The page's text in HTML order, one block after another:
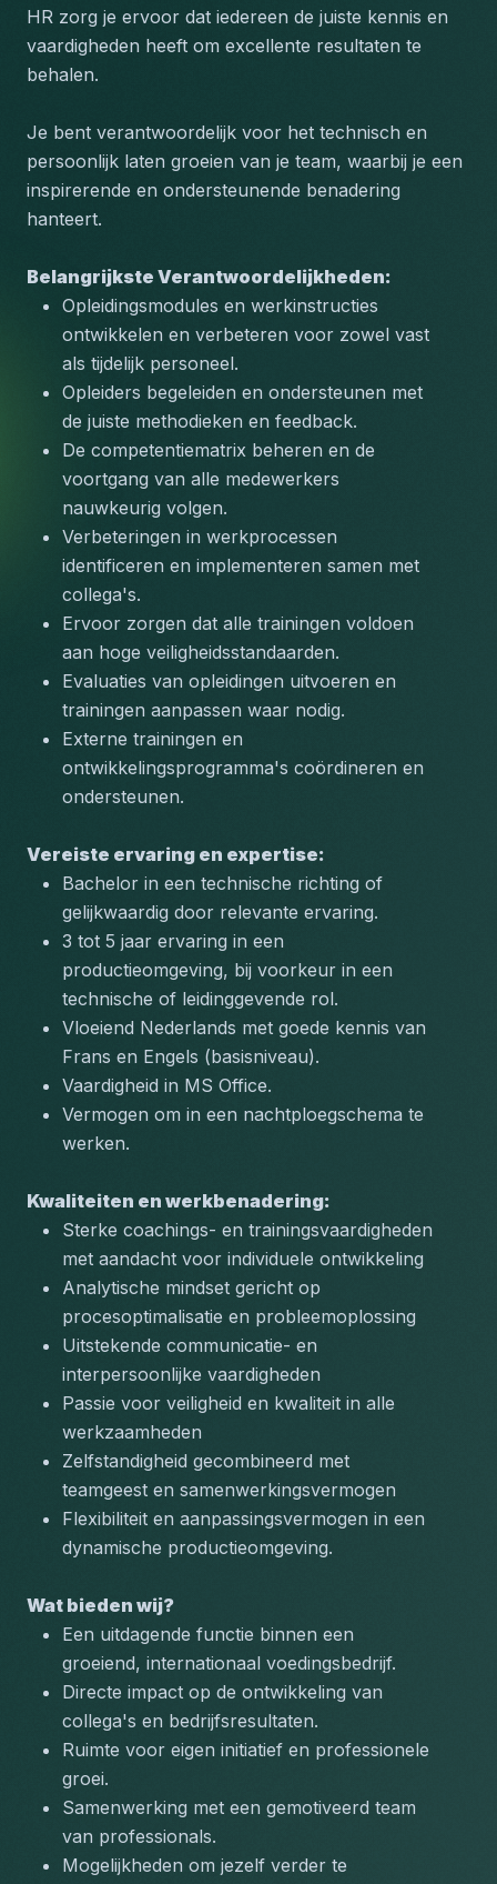
HR zorg je ervoor dat iedereen de juiste kennis en
vaardigheden heeft om excellente resultaten te
behalen.
Je bent verantwoordelijk voor het technisch en
persoonlijk laten groeien van je team, waarbij je een
inspirerende en ondersteunende benadering
hanteert.
Belangrijkste Verantwoordelijkheden:
Opleidingsmodules en werkinstructies
ontwikkelen en verbeteren voor zowel vast
als tijdelijk personeel.
Opleiders begeleiden en ondersteunen met
de juiste methodieken en feedback.
De competentiematrix beheren en de
voortgang van alle medewerkers
nauwkeurig volgen.
Verbeteringen in werkprocessen
identificeren en implementeren samen met
collega's.
Ervoor zorgen dat alle trainingen voldoen
aan hoge veiligheidsstandaarden.
Evaluaties van opleidingen uitvoeren en
trainingen aanpassen waar nodig.
Externe trainingen en
ontwikkelingsprogramma's coördineren en
ondersteunen.
Vereiste ervaring en expertise:
Bachelor in een technische richting of
gelijkwaardig door relevante ervaring.
3 tot 5 jaar ervaring in een
productieomgeving, bij voorkeur in een
technische of leidinggevende rol.
Vloeiend Nederlands met goede kennis van
Frans en Engels (basisniveau).
Vaardigheid in MS Office.
Vermogen om in een nachtploegschema te
werken.
Kwaliteiten en werkbenadering:
Sterke coachings- en trainingsvaardigheden
met aandacht voor individuele ontwikkeling
Analytische mindset gericht op
procesoptimalisatie en probleemoplossing
Uitstekende communicatie- en
interpersoonlijke vaardigheden
Passie voor veiligheid en kwaliteit in alle
werkzaamheden
Zelfstandigheid gecombineerd met
teamgeest en samenwerkingsvermogen
Flexibiliteit en aanpassingsvermogen in een
dynamische productieomgeving.
Wat bieden wij?
Een uitdagende functie binnen een
groeiend, internationaal voedingsbedrijf.
Directe impact op de ontwikkeling van
collega's en bedrijfsresultaten.
Ruimte voor eigen initiatief en professionele
groei.
Samenwerking met een gemotiveerd team
van professionals.
Mogelijkheden om jezelf verder te